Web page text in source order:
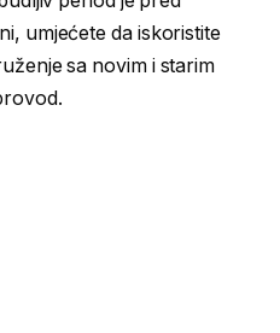
umjećete da iskoristite
sa novim i starim